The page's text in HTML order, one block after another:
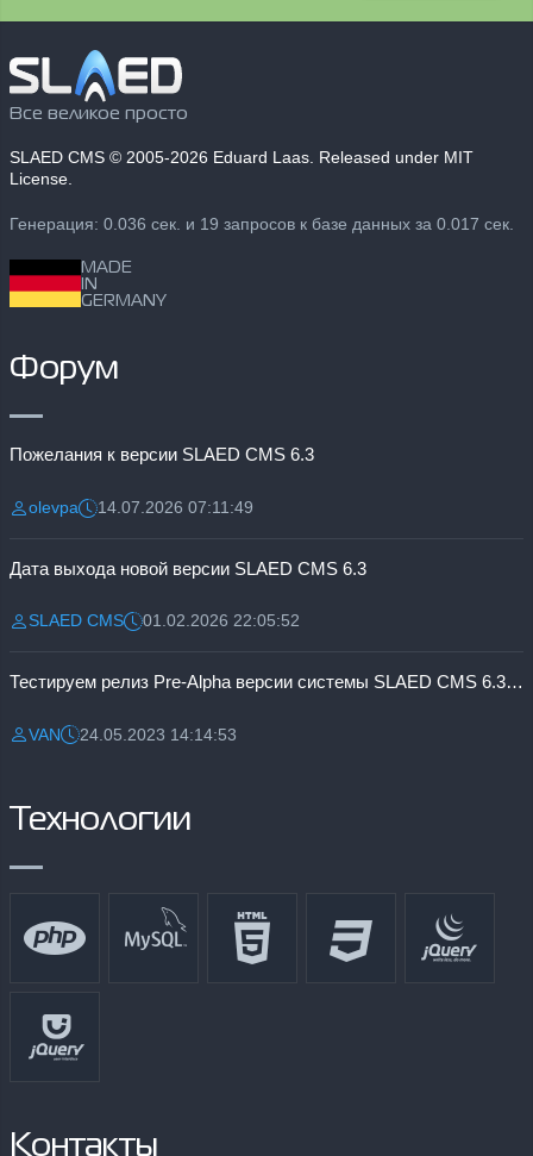
Все великое просто
SLAED CMS © 2005-2026 Eduard Laas. Released under MIT
License.
Генерация: 0.036 сек. и 19 запросов к базе данных за 0.017 сек.
MADE
IN
GERMANY
Форум
Пожелания к версии SLAED CMS 6.3
Разместил:
olevpaДата:14.07.2026 07:11:49
Дата выхода новой версии SLAED CMS 6.3
Разместил:
SLAED CMSДата:01.02.2026 22:05:52
Тестируем релиз Pre-Alpha версии системы SLAED CMS 6.3 Pro
Разместил:
VANДата:24.05.2023 14:14:53
Технологии
Контакты